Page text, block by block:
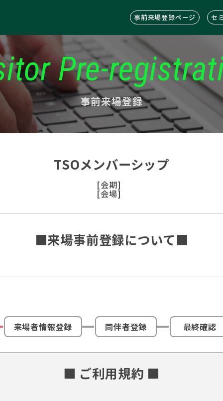
事前来場登録ページ セ
Pre-
事前来場登録
TSOメンバーシップ
[会期]
[会場]
■来場事前登録について■
来場者情報登録 同伴者登録 最終確認
■ ご利用規約 ■